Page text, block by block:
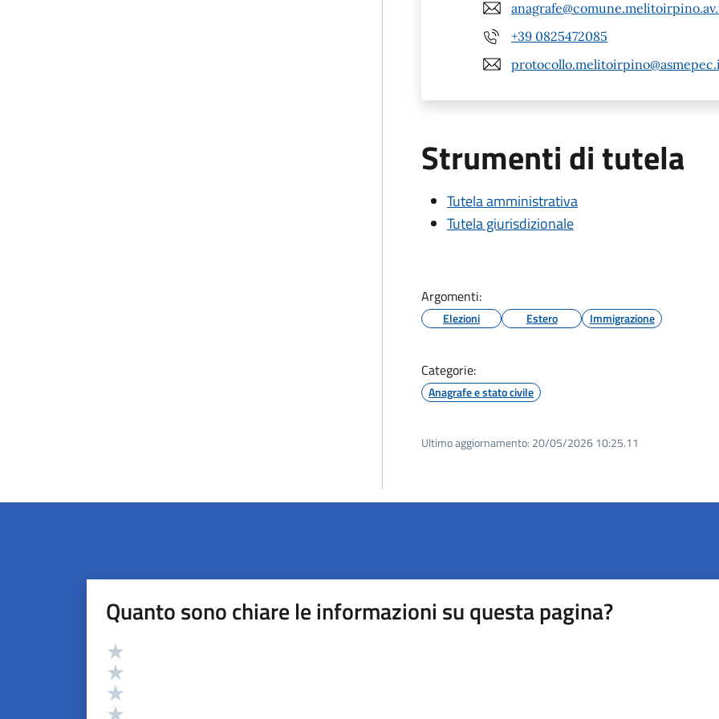
+39 0825472085
Strumenti di tutela
Tutela amministrativa
Tutela giurisdizionale
Argomenti:
Elezioni Estero Immigrazione
Categorie:
Anagrafe e stato civile
Ultimo aggiornamento: 20/05/2026 10:25.11
Quanto sono chiare le informazioni su questa pagina?
Valutazione